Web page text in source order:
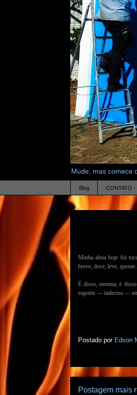
Mude, mas comece
Blog CONTATO -
Minha alma hoje foi
breve, doce, leve,
É disso, menina, é
suporte — indecisa —
Postado por Edson
Postagem mais